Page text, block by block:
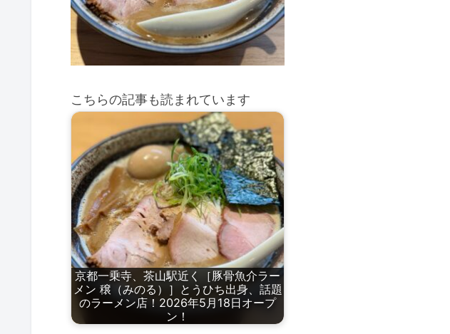
こちらの記事も読まれています
京都一乗寺、茶山駅近く［豚骨魚介ラー
メン 穣（みのる）］とうひち出身、話題
のラーメン店！2026年5月18日オープ
ン！